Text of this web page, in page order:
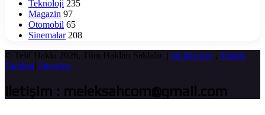
Teknoloji 235
Magazin 97
Otomobil 65
Sinemalar 208
© Telif Hakkı 2026, Tüm Hakları Saklıdır | hd film izle , Yemek
Tarifleri| Fmovies
iletişim : meleksahcom@gmail.com